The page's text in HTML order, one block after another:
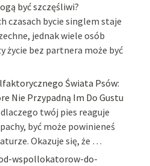
być szczęśliwi?
czasach bycie singlem staje
jednak wiele osób
życie bez partnera może być
Świata Psów:
Nie Przypadną Im Do Gustu
twój pies reaguje
być może powinieneś
Okazuje się, że …
wspollokatorow-do-